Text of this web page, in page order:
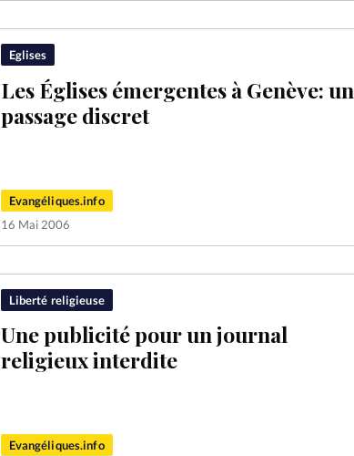
Eglises
Les Églises émergentes à Genève: un
passage discret
Evangéliques.info
16 Mai 2006
Liberté religieuse
Une publicité pour un journal
religieux interdite
Evangéliques.info